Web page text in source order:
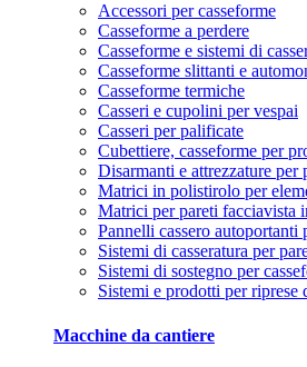
Accessori per casseforme
Casseforme a perdere
Casseforme e sistemi di
Casseforme slittanti e
Casseforme termiche
Casseri e cupolini per vespai
Casseri per palificate
Cubettiere, casseforme per
Disarmanti e attrezzature per
Matrici in polistirolo per
Matrici per pareti facciavista
Pannelli cassero autoportanti
Sistemi di casseratura per
Sistemi di sostegno per
Sistemi e prodotti per riprese
Macchine da cantiere